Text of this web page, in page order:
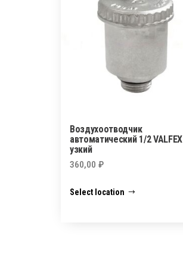
Воздухоотводчик
автоматический 1/2 VALFEX
узкий
360,00 ₽
Select location